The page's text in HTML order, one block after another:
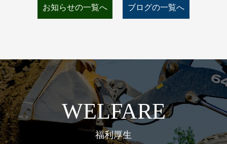
お知らせの一覧へ ブログの一覧へ
WELFARE
福利厚生